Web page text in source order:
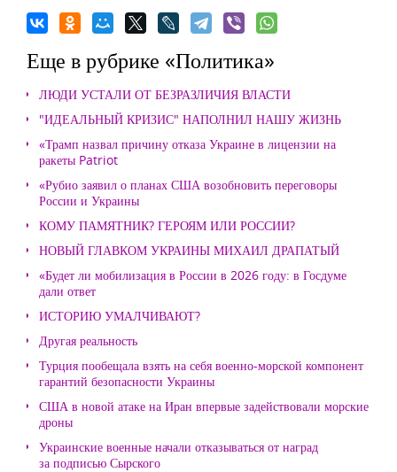
Еще в рубрике «Политика»
ЛЮДИ УСТАЛИ ОТ БЕЗРАЗЛИЧИЯ ВЛАСТИ
"ИДЕАЛЬНЫЙ КРИЗИС" НАПОЛНИЛ НАШУ ЖИЗНЬ
«Трамп назвал причину отказа Украине в лицензии на
ракеты Patriot
«Рубио заявил о планах США возобновить переговоры
России и Украины
КОМУ ПАМЯТНИК? ГЕРОЯМ ИЛИ РОССИИ?
НОВЫЙ ГЛАВКОМ УКРАИНЫ МИХАИЛ ДРАПАТЫЙ
«Будет ли мобилизация в России в 2026 году: в Госдуме
дали ответ
ИСТОРИЮ УМАЛЧИВАЮТ?
Другая реальность
Турция пообещала взять на себя военно-морской компонент
гарантий безопасности Украины
США в новой атаке на Иран впервые задействовали морские
дроны
Украинские военные начали отказываться от наград
за подписью Сырского